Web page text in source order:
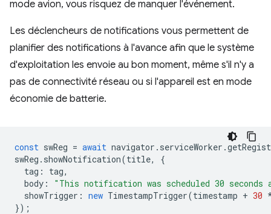
mode avion, vous risquez de manquer l'événement.
Les déclencheurs de notifications vous permettent de
planifier des notifications à l'avance afin que le système
d'exploitation les envoie au bon moment, même s'il n'y a
pas de connectivité réseau ou si l'appareil est en mode
économie de batterie.
const swReg = await navigator . serviceWorker .
swReg . showNotification(title,
{
tag : tag,
body :
"This notification was scheduled 30 seconds
showTrigger : new TimestampTrigger(timestamp + 30
});